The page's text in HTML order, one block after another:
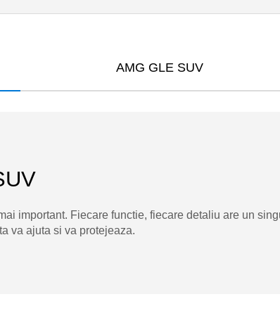
AMG GLE SUV
important. Fiecare functie, fiecare detaliu are un
va ajuta si va protejeaza.